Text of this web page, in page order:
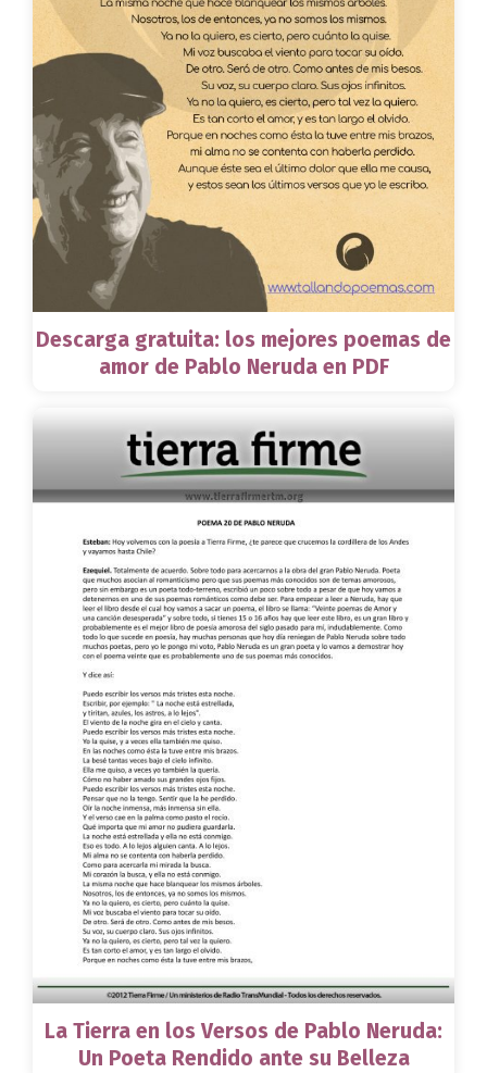
Descarga gratuita: los mejores poemas de
amor de Pablo Neruda en PDF
La Tierra en los Versos de Pablo Neruda:
Un Poeta Rendido ante su Belleza